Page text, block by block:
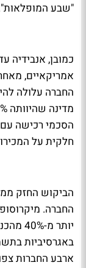
"שבע
כמובן, אנבידיה
אמריקאיים,
החברה עלולה
הסכמי רכישה
חלקית על
הביקוש החזק
החברה.
יותר
באגרסיביות